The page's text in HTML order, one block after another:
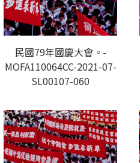
民國79年國慶大會。-
MOFA110064CC-2021-07-
SL00107-060